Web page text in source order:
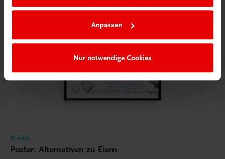
Anpassen
Nur notwendige Cookies
Bildung
Poster: Alternativen zu Eiern